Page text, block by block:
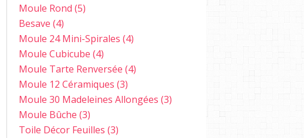
Moule Rond (5)
Besave (4)
Moule 24 Mini-Spirales (4)
Moule Cubicube (4)
Moule Tarte Renversée (4)
Moule 12 Céramiques (3)
Moule 30 Madeleines Allongées (3)
Moule Bûche (3)
Toile Décor Feuilles (3)